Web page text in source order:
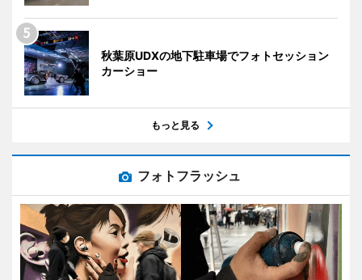
秋葉原UDXの地下駐車場でフォトセッション
カーショー
もっと見る
フォトフラッシュ